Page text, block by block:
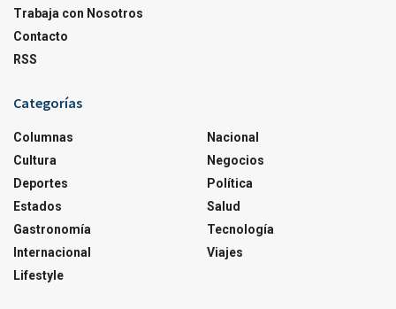
Trabaja con Nosotros
Contacto
RSS
Categorías
Columnas
Cultura
Deportes
Estados
Gastronomía
Internacional
Lifestyle
Nacional
Negocios
Política
Salud
Tecnología
Viajes